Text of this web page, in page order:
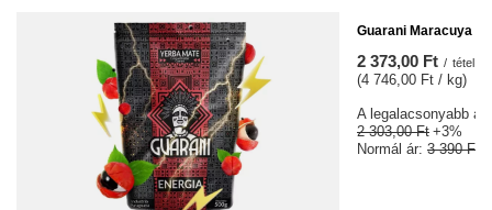
Guarani Maracuya
2 373,00 Ft / tétel
(4 746,00 Ft / kg)
A legalacsonyabb
2 303,00 Ft +3%
Normál ár: 3 390 Ft